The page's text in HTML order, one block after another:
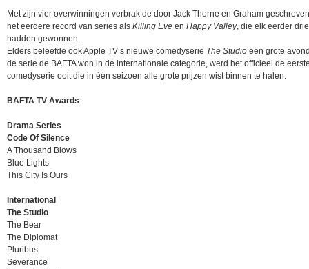
Met zijn vier overwinningen verbrak de door Jack Thorne en Graham
het eerdere record van series als Killing Eve en Happy Valley, die elk eerder
hadden gewonnen.
Elders beleefde ook Apple TV’s nieuwe comedyserie The Studio een grote
de serie de BAFTA won in de internationale categorie, werd het officieel de
comedyserie ooit die in één seizoen alle grote prijzen wist binnen te halen.
BAFTA TV Awards
Drama Series
Code Of Silence
A Thousand Blows
Blue Lights
This City Is Ours
International
The Studio
The Bear
The Diplomat
Pluribus
Severance